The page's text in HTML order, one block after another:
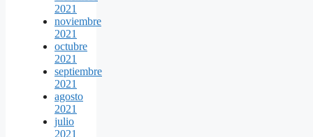
2021
noviembre
2021
octubre
2021
septiembre
2021
agosto
2021
julio
2021